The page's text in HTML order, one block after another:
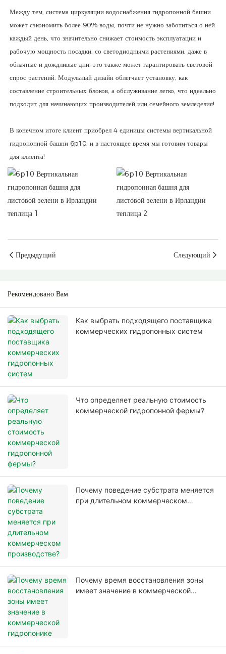
Между тем, система циркуляции водоснабжения гидропонной башни
может сэкономить более 90% воды, почти не нужно заботиться о ней
каждый день, что значительно снижает стоимость эксплуатации и
рабочую мощность посадки, со светодиодными растениями, даже в
облачные и дождливые дни, это также может гарантировать световой
спрос растений. Модульный дизайн облегчает установку, как
составление строительных блоков, а обслуживание легко, что идеально
подходит для начинающих производителей или семейного земледелия!
В конечном итоге клиент приобрел 4 единицы системы вертикальной
гидропонной башни 6p10, и в настоящее время мы готовим товары
для клиента!
Предыдущий Следующий
Рекомендовано Вам
Как выбрать подходящего поставщика
коммерческих гидропонных систем
Что определяет реальную стоимость
коммерческой гидропонной фермы?
Почему поведение субстрата меняется
при длительном коммерческом
Почему время восстановления зоны
имеет значение в коммерческой